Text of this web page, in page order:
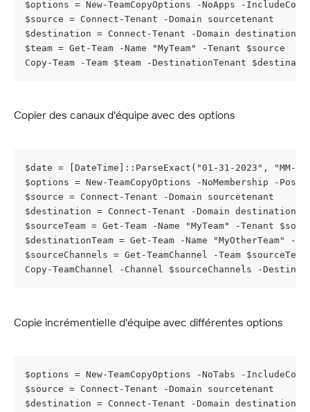
$options = New-TeamCopyOptions -NoApps -
$source = Connect-Tenant -Domain sourcetenant
$destination = Connect-Tenant -Domain
$team = Get-Team -Name "MyTeam" -Tenant $source
Copy-Team -Team $team -DestinationTenant
Copier des canaux d'équipe avec des options
$date = [DateTime]::ParseExact("01-31-2023", "MM-
$options = New-TeamCopyOptions -NoMembership -
$source = Connect-Tenant -Domain sourcetenant
$destination = Connect-Tenant -Domain
$sourceTeam = Get-Team -Name "MyTeam" -Tenant
$destinationTeam = Get-Team -Name "MyOtherTeam" -
$sourceChannels = Get-TeamChannel -Team $sourceTeam
Copy-TeamChannel -Channel $sourceChannels -
Copie incrémentielle d'équipe avec différentes options
$options = New-TeamCopyOptions -NoTabs -
$source = Connect-Tenant -Domain sourcetenant
$destination = Connect-Tenant -Domain